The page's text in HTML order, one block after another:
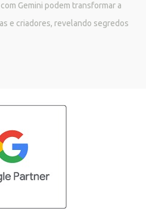
Gemini podem transformar a
e criadores, revelando segredos